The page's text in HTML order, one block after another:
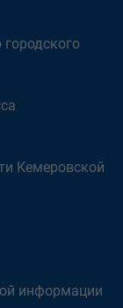
Кемеровской
информации